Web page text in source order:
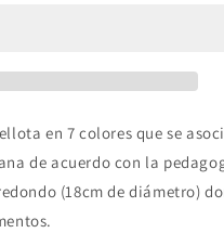
en 7 colores que se
de acuerdo con la
(18cm de diámetro)